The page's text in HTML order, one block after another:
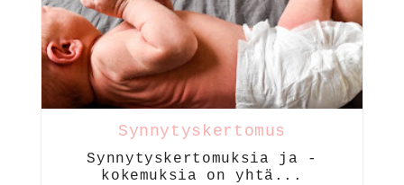
Synnytyskertomus
Synnytyskertomuksia ja -
kokemuksia on yhtä...